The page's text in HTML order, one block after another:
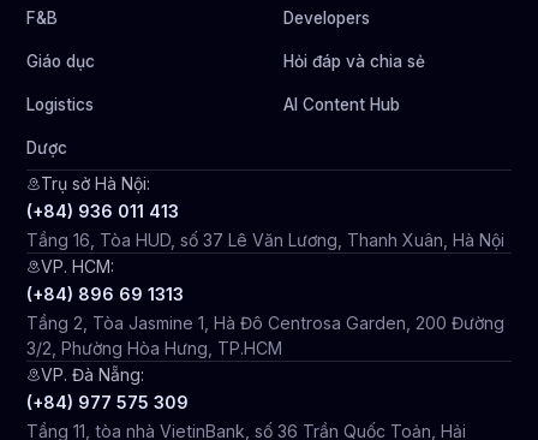
F&B
Giáo dục
Logistics
Dược
Developers
Hỏi đáp và chia sẻ
AI Content Hub
Trụ sở Hà Nội:
(+84) 936 011 413
Tầng 16, Tòa HUD, số 37 Lê Văn Lương, Thanh Xuân, Hà Nội
VP. HCM:
(+84) 896 69 1313
Tầng 2, Tòa Jasmine 1, Hà Đô Centrosa Garden, 200 Đường
3/2, Phường Hòa Hưng, TP.HCM
VP. Đà Nẵng:
(+84) 977 575 309
Tầng 11, tòa nhà VietinBank, số 36 Trần Quốc Toản, Hải